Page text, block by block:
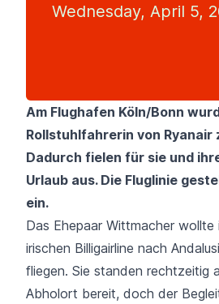
Wednesday, April 5,
Am Flughafen Köln/Bonn
Rollstuhlfahrerin von Ryanair
Dadurch fielen für sie und
Urlaub aus. Die Fluglinie
ein.
Das Ehepaar Wittmacher wollte
irischen Billigairline nach
fliegen. Sie standen rechtzeitig
Abholort bereit, doch der